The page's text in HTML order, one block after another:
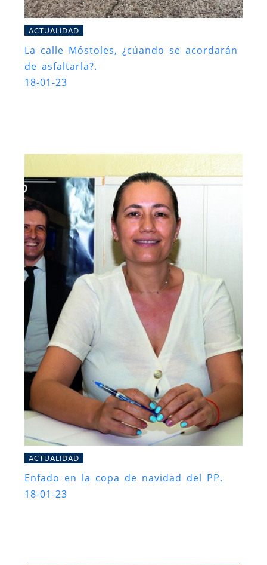
ACTUALIDAD
La calle Móstoles, ¿cúando se acordarán
de asfaltarla?.
18-01-23
ACTUALIDAD
Enfado en la copa de navidad del PP.
18-01-23